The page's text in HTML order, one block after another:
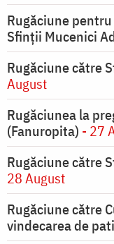
Rugăciune
Sfinţii Mucenici
Rugăciune către
August
Rugăciunea la
(Fanuropita) - 27
Rugăciune către
28 August
Rugăciune către
vindecarea de